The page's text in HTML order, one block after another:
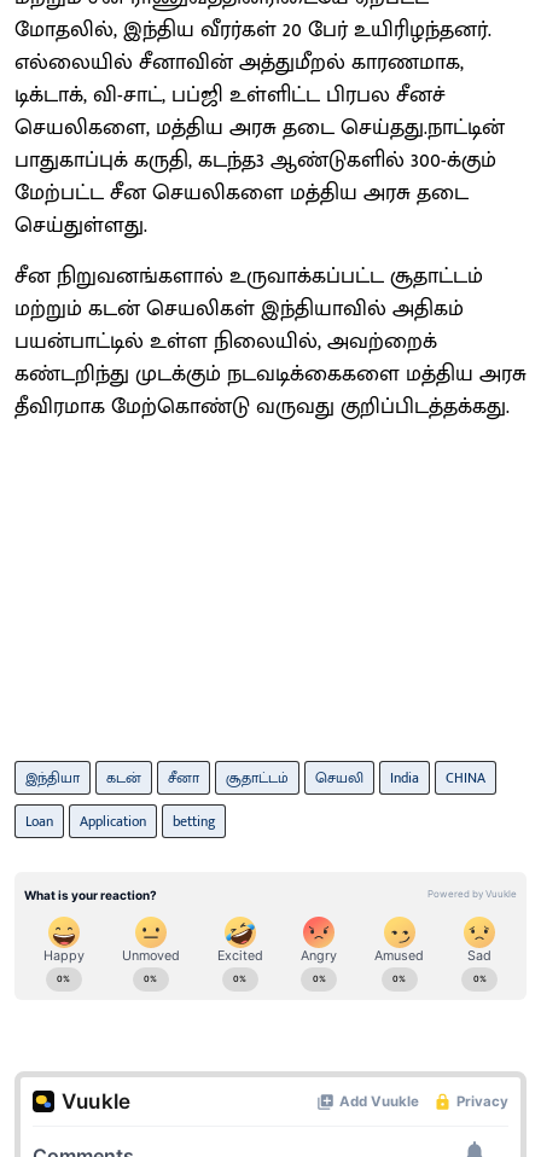
மோதலில், இந்திய வீரர்கள் 20 பேர் உயிரிழந்தனர்.
எல்லையில் சீனாவின் அத்துமீறல் காரணமாக,
டிக்டாக், வி-சாட், பப்ஜி உள்ளிட்ட பிரபல சீனச்
செயலிகளை, மத்திய அரசு தடை செய்தது.நாட்டின்
பாதுகாப்புக் கருதி, கடந்த3 ஆண்டுகளில் 300-க்கும்
மேற்பட்ட சீன செயலிகளை மத்திய அரசு தடை
செய்துள்ளது.
சீன நிறுவனங்களால் உருவாக்கப்பட்ட சூதாட்டம்
மற்றும் கடன் செயலிகள் இந்தியாவில் அதிகம்
பயன்பாட்டில் உள்ள நிலையில், அவற்றைக்
கண்டறிந்து முடக்கும் நடவடிக்கைகளை மத்திய அரசு
தீவிரமாக மேற்கொண்டு வருவது குறிப்பிடத்தக்கது.
இந்தியா கடன் சீனா சூதாட்டம் செயலி India
CHINA
Loan
Application betting